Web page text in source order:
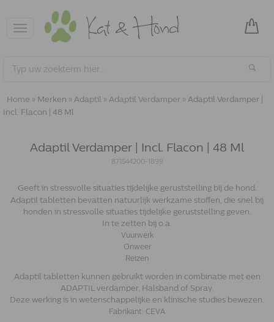
Toggle
navigation
Home » Merken » Adaptil » Adaptil Verdamper » Adaptil Verdamper |
Incl. Flacon | 48 Ml
Adaptil Verdamper | Incl. Flacon | 48 Ml
871544200-1899
Geeft in stressvolle situaties tijdelijke geruststelling bij de hond.
Adaptil tabletten bevatten natuurlijk werkzame stoffen, die snel bij
honden in stressvolle situaties tijdelijke geruststelling geven.
In te zetten bij o.a.
Vuurwerk
Onweer
Reizen
Adaptil tabletten kunnen gebruikt worden in combinatie met een
ADAPTIL verdamper, Halsband of Spray.
Deze werking is in wetenschappelijke en klinische studies bewezen.
Fabrikant: CEVA